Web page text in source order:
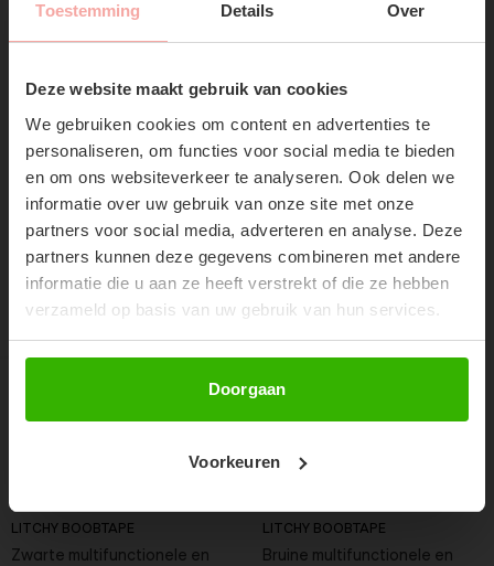
Toestemming Details Over
Deze website maakt gebruik van cookies
We gebruiken cookies om content en advertenties te
personaliseren, om functies voor social media te bieden
en om ons websiteverkeer te analyseren. Ook delen we
informatie over uw gebruik van onze site met onze
partners voor social media, adverteren en analyse. Deze
partners kunnen deze gegevens combineren met andere
informatie die u aan ze heeft verstrekt of die ze hebben
verzameld op basis van uw gebruik van hun services.
Doorgaan
Voorkeuren
SUBSCRIBE NOW & GET
10% OFF YOUR FIRST
ORDER!
Don't miss out on our trendy new drops or exclusive
Bruine multifunctionele en
€19,99
Nude multifunctionele en
€19,99
LITCHY BOOBTAPE
Zwarte multifunctionele en
LITCHY BOOBTAPE
Bruine multifunctionele en